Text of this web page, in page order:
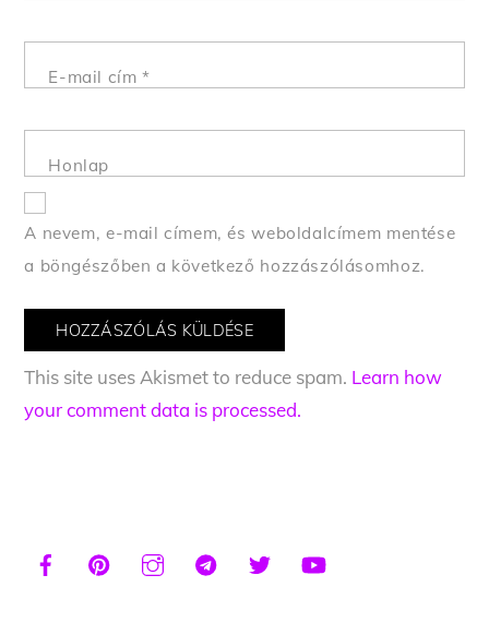
E-mail cím*
Honlap
A nevem, e-mail címem, és weboldalcímem mentése
a böngészőben a következő hozzászólásomhoz.
This site uses Akismet to reduce spam. Learn how
your comment data is processed.